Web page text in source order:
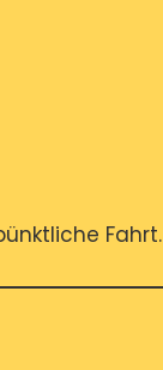
Fahrt.